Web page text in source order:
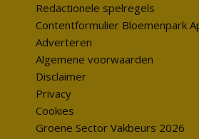
Redactionele spelregels
Contentformulier Bloemenpark
Adverteren
Algemene voorwaarden
Disclaimer
Privacy
Cookies
Groene Sector Vakbeurs 2026